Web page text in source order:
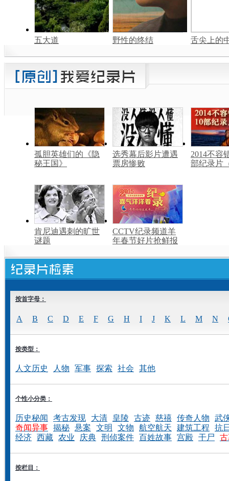
五大道 野性的终结 舌尖上的
孤胆英雄们的《隐
秘王国》
选秀幕后影片遭遇
票房惨败
2014不容
部纪录片
肯尼迪遇刺的旷世
谜题
CCTV纪录频道羊
年春节好片抢鲜报
按首字母：
A B C D E F G H I J K L M N
按类型：
人文历史 人物 军事 探索 社会 其他
个性小分类：
历史秘闻 考古发现 大清 皇陵 古迹 慈禧 传奇人物
武
奇闻异事 揭秘 悬案 文明 文物 航空航天 建筑工程
抗
经济 西藏 农业 庆典 刑侦案件 百姓故事 宫殿 干尸
按栏目：